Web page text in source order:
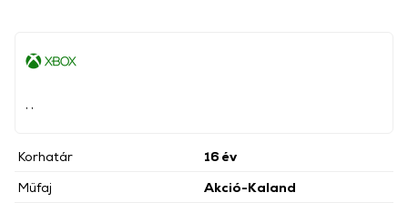
Korhatár
16 év
Műfaj
Akció-Kaland